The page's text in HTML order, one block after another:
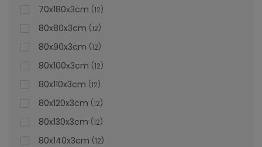
70x180x3cm 12
80x80x3cm 12
80x90x3cm 12
80x100x3cm 12
80x110x3cm 12
80x120x3cm 12
80x130x3cm 12
80x140x3cm 12